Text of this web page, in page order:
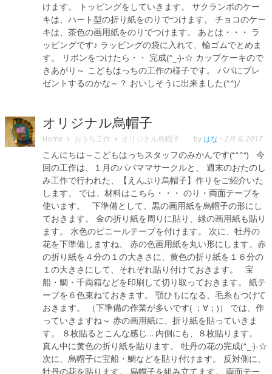
けます。 トッピングをしていきます。 サクランボのケー
キは、ハート型の折り紙をのりでつけます。 チョコのケー
キは、茶色の画用紙をのりでつけます。 あとは・・・ ラ
ッピングです♪ ラッピングの袋に入れて、輪ゴムでとめま
す。 リボンをつけたら・・ 完成(^_-)-☆ カップケーキので
きあがり～ こどもはっちの工作の様子です。 パパにプレ
ゼントするのかな～？ おいしそうに出来ました(^^)/
オリジナル烏帽子
Home おうち工作 オリジナル烏帽子 by はな - 2月 6, 2017
こんにちは～こどもはっちスタッフのみかんです(*^^*) 今
回の工作は、１月のパパママサークルと、 週末のおたのし
み工作で行われた、【えんぶり烏帽子】作りをご紹介いた
します。 では、材料はこちら・・・ のり・両面テープを
使います。 下準備として、黒の画用紙を烏帽子の形にし
ておきます。 金の折り紙を周りに貼り、緑の画用紙も貼り
ます。 水色のビニールテープを付けます。 次に、牡丹の
花を下準備しますね。 赤の色画用紙を丸い形にします。赤
の折り紙を４分の１の大きさに、黄色の折り紙を１６分の
１の大きさにして、それぞれ貼り付けておきます。 宝
船・鯛・千両箱などを印刷して切り取っておきます。 紙テ
ープを６色束ねておきます。 顎ひもになる、毛糸もつけて
おきます。 （下準備の作業が多いです( ；∀；)） では、作
っていきますね～ 赤の画用紙に、折り紙を貼っていきま
す。 ８枚貼るとこんな感じ… 内側にも、８枚貼ります。
真ん中に黄色の折り紙を貼ります。 牡丹の花の完成(^_-)-☆
次に、烏帽子に宝船・鯛などを貼り付けます。 反対側に、
牡丹の花を貼ります。 烏帽子を組み立てます。 両面テー